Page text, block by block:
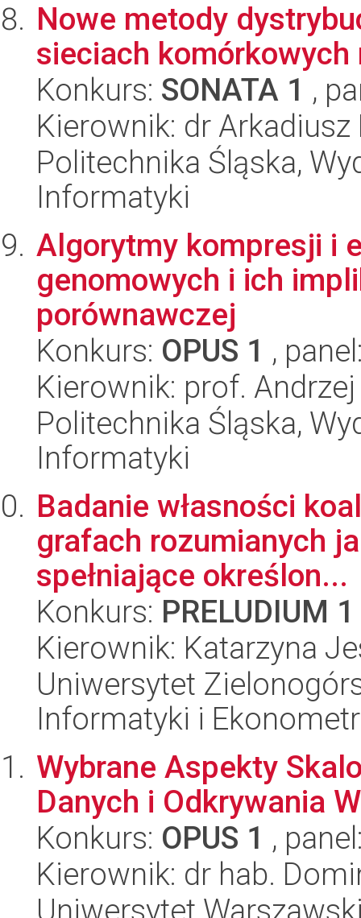
Nowe metody
sieciach
Konkurs: SONATA 1 ,
Kierownik: dr
Politechnika Śląska,
Informatyki
Algorytmy kompresji i
genomowych i ich
porównawczej
Konkurs: OPUS 1 ,
Kierownik: prof.
Politechnika Śląska,
Informatyki
Badanie własności
grafach rozumianych
spełniające określon...
Konkurs: PRELUDIUM 1
Kierownik: Katarzyna
Uniwersytet
Informatyki i
Wybrane Aspekty
Danych i Odkrywania
Konkurs: OPUS 1 ,
Kierownik: dr hab.
Uniwersytet